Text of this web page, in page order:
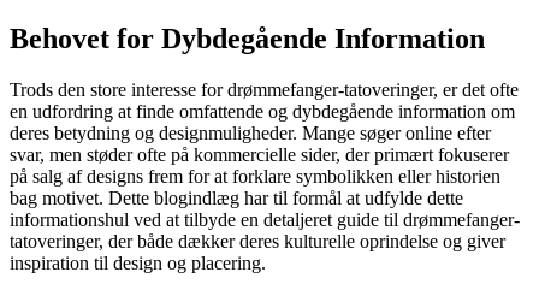
Behovet for Dybdegående Information
Trods den store interesse for drømmefanger-tatoveringer, er det ofte
en udfordring at finde omfattende og dybdegående information om
deres betydning og designmuligheder. Mange søger online efter
svar, men støder ofte på kommercielle sider, der primært fokuserer
på salg af designs frem for at forklare symbolikken eller historien
bag motivet. Dette blogindlæg har til formål at udfylde dette
informationshul ved at tilbyde en detaljeret guide til drømmefanger-
tatoveringer, der både dækker deres kulturelle oprindelse og giver
inspiration til design og placering.